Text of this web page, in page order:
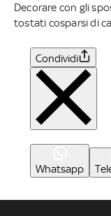
Decorare con gli
tostati cosparsi di
Condividi
Whatsapp